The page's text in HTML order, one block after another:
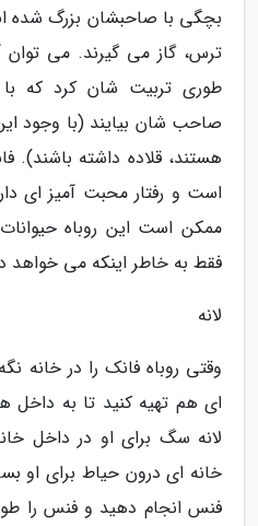
بچگی با صاحبشان بزرگ شده
ترس، گاز می گیرند. می توان
طوری تربیت شان کرد که
صاحب شان بیایند (با وجود
هستند، قلاده داشته باشند).
است و رفتار محبت آمیز ای
ممکن است این روباه
فقط به خاطر اینکه می خواهد
لانه
وقتی روباه فانک را در خانه
ای هم تهیه کنید تا به داخل
لانه سگ برای او در داخل
خانه ای درون حیاط برای او
فنس انجام دهید و فنس را